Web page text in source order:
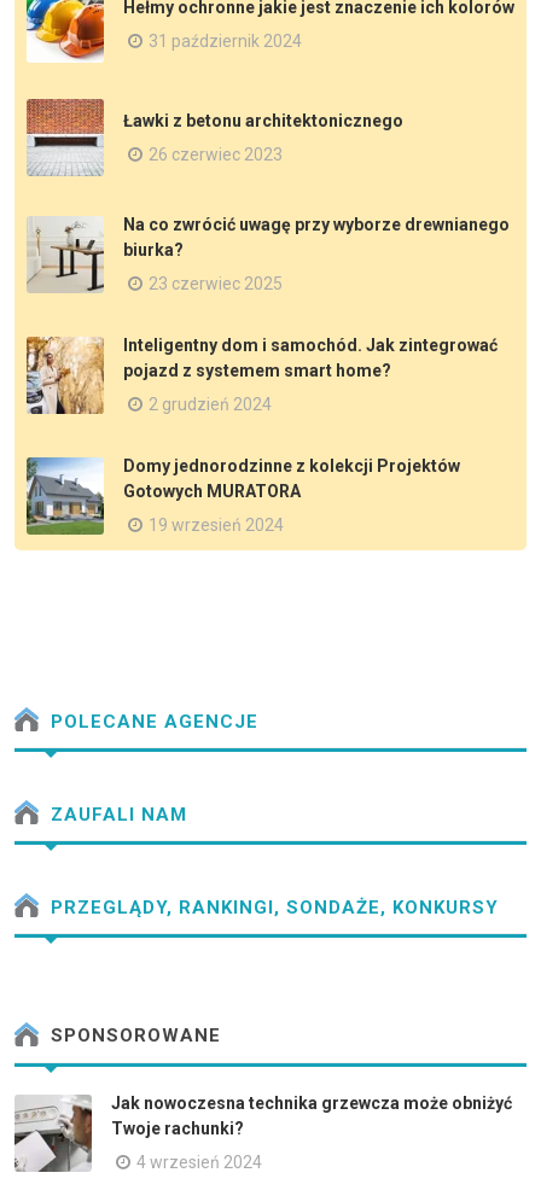
Hełmy ochronne jakie jest znaczenie ich kolorów
31 październik 2024
Ławki z betonu architektonicznego
26 czerwiec 2023
Na co zwrócić uwagę przy wyborze drewnianego
biurka?
23 czerwiec 2025
Inteligentny dom i samochód. Jak zintegrować
pojazd z systemem smart home?
2 grudzień 2024
Domy jednorodzinne z kolekcji Projektów
Gotowych MURATORA
19 wrzesień 2024
POLECANE AGENCJE
ZAUFALI NAM
PRZEGLĄDY, RANKINGI, SONDAŻE, KONKURSY
SPONSOROWANE
Jak nowoczesna technika grzewcza może obniżyć
Twoje rachunki?
4 wrzesień 2024